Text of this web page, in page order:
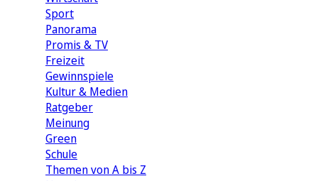
Sport
Panorama
Promis & TV
Freizeit
Gewinnspiele
Kultur & Medien
Ratgeber
Meinung
Green
Schule
Themen von A bis Z